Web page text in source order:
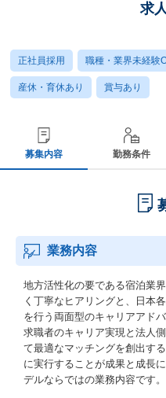
求
正社員採用 職種・業界未経験
産休・育休あり 賞与あり
募集内容 勤務条件
業務内容
地方活性化の要である宿泊業
く丁寧なヒアリングと、日本
を行う両面型のキャリアアドバ
求職者のキャリア実現と法人
て最適なマッチングを創出す
に実行することが成果と成長
デルならではの業務内容です。